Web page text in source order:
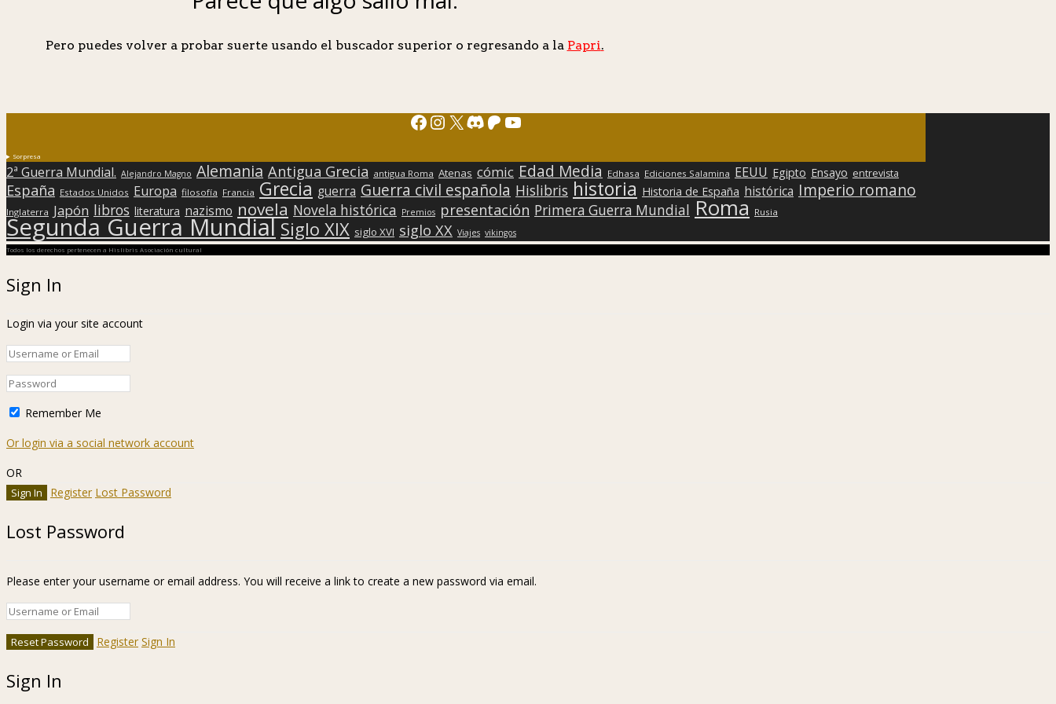
Pero puedes volver a probar suerte usando el buscador superior o regresando a la Papri.
Facebook
Instagram
X Discord
Patreon
YouTube
Sorpresa
2ª Guerra Mundial. Alejandro Magno Alemania Antigua Grecia antigua Roma Atenas cómic Edad Media Edhasa Ediciones Salamina EEUU Egipto Ensayo entrevista
España Estados Unidos Europa filosofía Francia Grecia guerra Guerra civil española Hislibris historia Historia de España histórica Imperio romano
Inglaterra Japón libros literatura nazismo novela Novela histórica Premios presentación Primera Guerra Mundial Roma Rusia
Segunda Guerra Mundial Siglo XIX siglo XVI siglo XX Viajes vikingos
Todos los derechos pertenecen a Hislibris Asociación cultural
Sign In
Login via your site account
Remember Me
Or login via a social network account
OR
Register Lost Password
Lost Password
Please enter your username or email address. You will receive a link to create a new password via email.
Register Sign In
Sign In